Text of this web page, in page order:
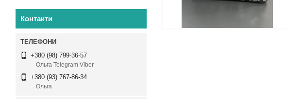
Контакти
+380 (98) 799-36-57
Ольга Telegram Viber
+380 (93) 767-86-34
Ольга